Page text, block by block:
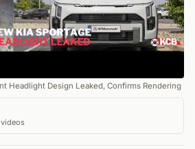
Headlight Design Leaked, Confirms Rendering
videos